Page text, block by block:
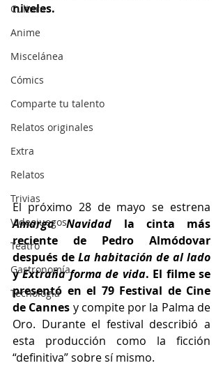
Cultura
Anime
Miscelánea
Cómics
Comparte tu talento
Relatos originales
Extra
Relatos
Trivias
Videojuegos
Teatro
Gastronomía
Tecnología
niveles.
Amarga Navidad la cinta más
reciente de Pedro Almódovar
después de
y Extraña forma de vida. El filme se
presentó en el 79 Festival de Cine
de Cannes y compite por la Palma de
Oro. Durante el festival describió a
esta producción como la ficción
“definitiva” sobre sí mismo.